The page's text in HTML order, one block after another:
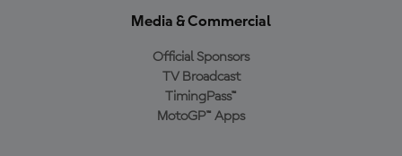
Media & Commercial
Official Sponsors
TV Broadcast
TimingPass™
MotoGP™ Apps